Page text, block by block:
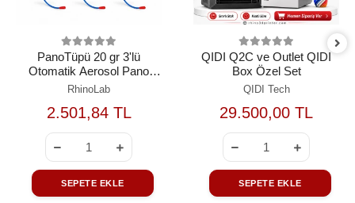
PanoTüpü 20 gr 3'lü
Otomatik Aerosol Pano
Yangın Söndürme Seti
RhinoLab
2.501,84 TL
SEPETE EKLE
QIDI Q2C ve Outlet QIDI
Box Özel Set
QIDI Tech
29.500,00 TL
SEPETE EKLE